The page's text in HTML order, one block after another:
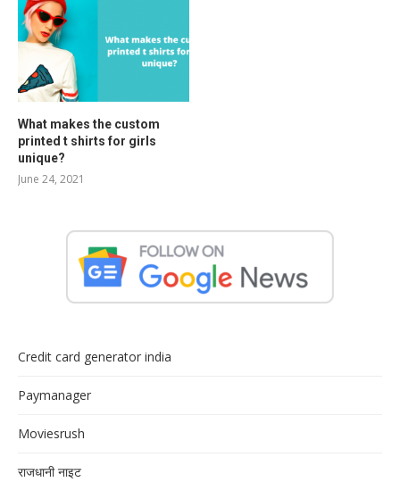
What makes the custom
printed t shirts for girls
unique?
June 24, 2021
Credit card generator india
Paymanager
Moviesrush
राजधानी नाइट